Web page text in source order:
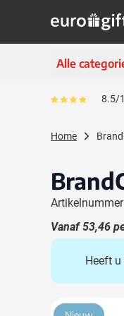
Alle
Schrijfwaren
ECO
High-tech &
Zakelijk &
Outdoor &
Gemiddeld 8.5/
Home
Vanaf53,46
Heeft
Klik om